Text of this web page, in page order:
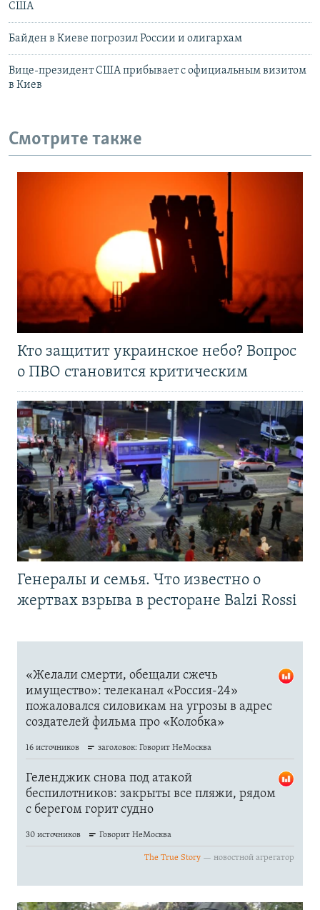
США
Байден в Киеве погрозил России и олигархам
Вице-президент США прибывает с официальным визитом
в Киев
Смотрите также
Кто защитит украинское небо? Вопрос
о ПВО становится критическим
Генералы и семья. Что известно о
жертвах взрыва в ресторане Balzi Rossi